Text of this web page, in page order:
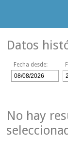
Datos
Fecha desde:
No hay